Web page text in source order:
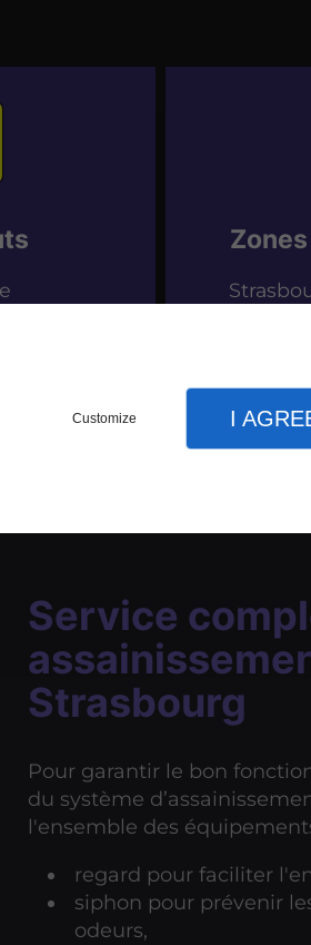
Customize I
Service
Strasbourg
Pour garantir le bon
du système
l'ensemble des
regard pour faciliter
siphon pour prévenir
odeurs,